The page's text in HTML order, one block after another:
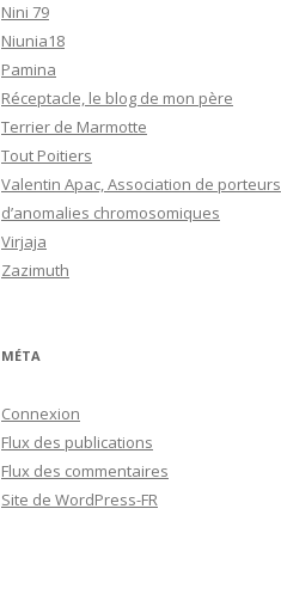
Nini 79
Niunia18
Pamina
Réceptacle, le blog de mon père
Terrier de Marmotte
Tout Poitiers
Valentin Apac, Association de porteurs
d’anomalies chromosomiques
Virjaja
Zazimuth
MÉTA
Connexion
Flux des publications
Flux des commentaires
Site de WordPress-FR